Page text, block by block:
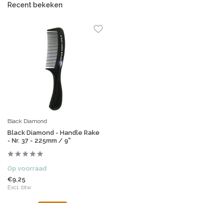
Recent bekeken
Black Diamond
Black Diamond - Handle Rake
- Nr. 37 - 225mm / 9"
Op voorraad
€9,25
Excl. btw